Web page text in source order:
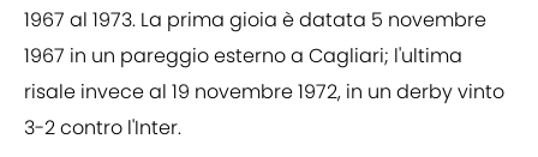
1967 al 1973. La prima gioia è datata 5 novembre
1967 in un pareggio esterno a Cagliari; l'ultima
risale invece al 19 novembre 1972, in un derby vinto
3-2 contro l'Inter.